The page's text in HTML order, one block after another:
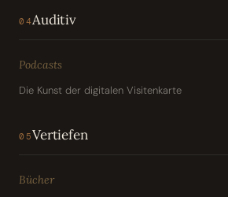
04Auditiv
Podcasts
Die Kunst der digitalen Visitenkarte
05Vertiefen
Bücher